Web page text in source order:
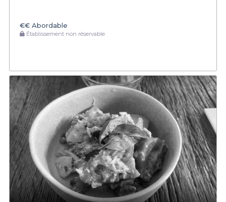
€€ Abordable
Établissement non réservable